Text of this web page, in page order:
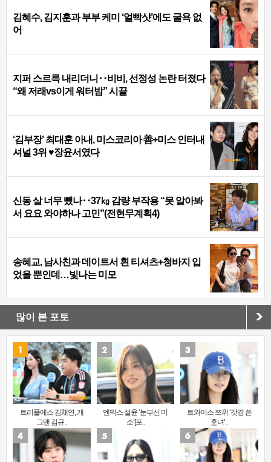
김혜수, 김지훈과 부부 케미 ‘얼빡샷’에도 굴욕 없
어
지퍼 스르륵 내리더니‥비비, 선정성 논란 터졌다
“왜 저래vs이게 워터밤” 시끌
‘김부장’ 최대훈 아내, 미스코리아 善+미스 인터내
셔널 3위 ♥장윤서였다
신동 살 너무 뺐나‥37㎏ 감량 부작용 “못 알아봐
서 요요 와야하나 고민”(전현무계획4)
송혜교, 남사친과 데이트서 흰 티셔츠+청바지 입
었을 뿐인데…빛나는 미모
많이 본 포토
트리플에스 김채연, 개
그맨 김규..
엔믹스 설윤 ‘눈부신 미
소’[포..
트와이스 쯔위 ‘갓경 쓴
훈녀’..